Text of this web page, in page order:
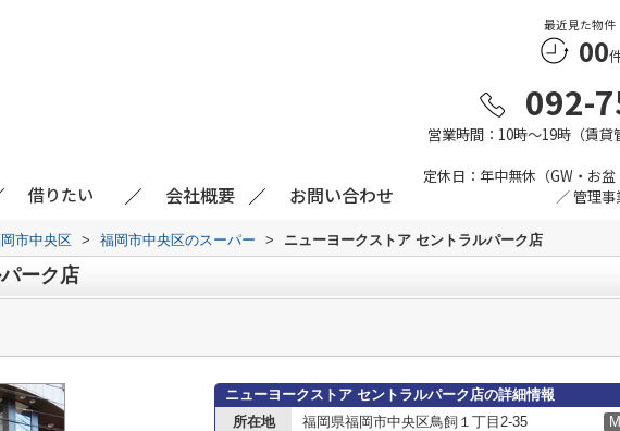
借りたい 会社概要 お問い合わせ
最近見た物件
00
092-
営業時間：10時～19時（賃貸
定休日：年中無休（GW・お盆
／ 管理
市中央区 > 福岡市中央区のスーパー > ニューヨークストア セントラルパーク店
ーク店
ニューヨークストア セントラルパーク店の詳細情報
所在地
福岡県福岡市中央区鳥飼１丁目2-35